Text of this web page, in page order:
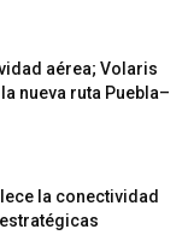
aérea; Volaris
nueva ruta Puebla–
la conectividad